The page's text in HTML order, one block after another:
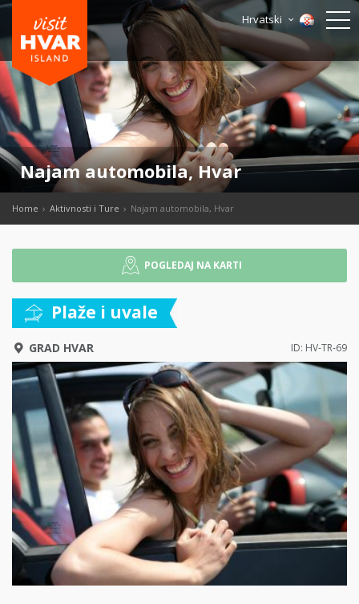
Hrvatski
Najam automobila, Hvar
Home Aktivnosti i Ture Najam automobila, Hvar
POGLEDAJ NA KARTI
Plaže i uvale
GRAD HVAR ID: HV-TR-69